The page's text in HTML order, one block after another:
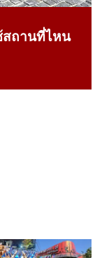
สถานที่ไหน